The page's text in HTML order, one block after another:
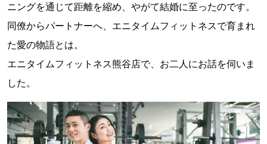
ニングを通じて距離を縮め、やがて結婚に至ったのです。
同僚からパートナーへ、エニタイムフィットネスで育まれ
た愛の物語とは。
エニタイムフィットネス熊谷店で、お二人にお話を伺いま
した。